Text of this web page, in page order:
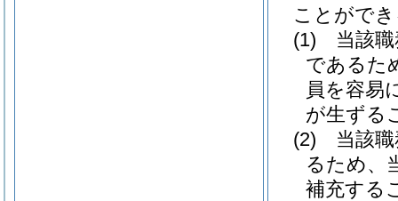
ことがで
(1)
当該
であるた
員を容易
が生ずる
(2)
当該
るため、
補充する